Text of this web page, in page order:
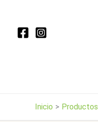
contenido
Inicio Productos